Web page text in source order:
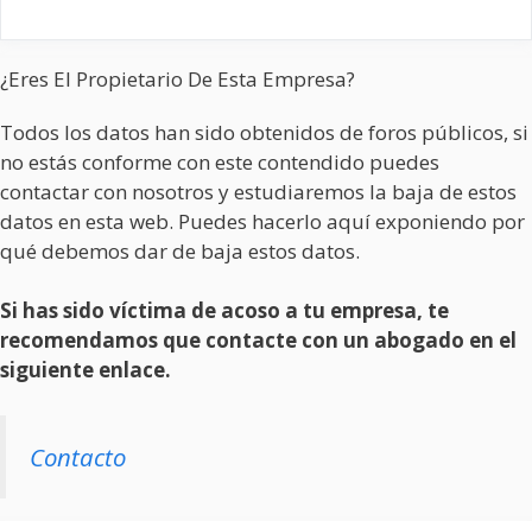
¿Eres El Propietario De Esta Empresa?
Todos los datos han sido obtenidos de foros públicos, si
no estás conforme con este contendido puedes
contactar con nosotros y estudiaremos la baja de estos
datos en esta web. Puedes hacerlo aquí exponiendo por
qué debemos dar de baja estos datos.
Si has sido víctima de acoso a tu empresa, te
recomendamos que contacte con un abogado en el
siguiente enlace.
Contacto